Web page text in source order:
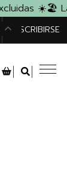
☀️ 🏖️ La
SUSCRIBIRSE